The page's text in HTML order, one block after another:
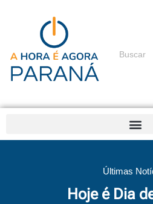
conteúdo
Pesquisar
Últimas
Hoje é Dia